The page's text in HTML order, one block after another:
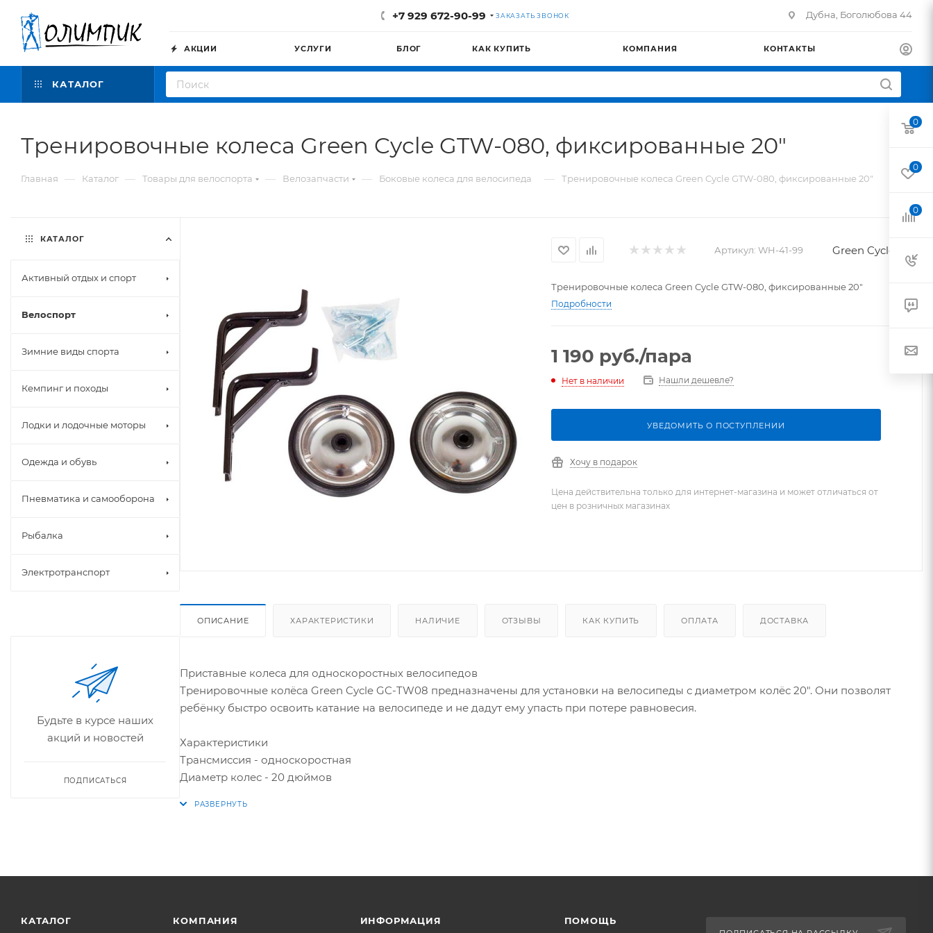
+7 929 672-90-99 ЗАКАЗАТЬ ЗВОНОК Дубна, Боголюбова 44
АКЦИИ УСЛУГИ БЛОГ КАК КУПИТЬ КОМПАНИЯ КОНТАКТЫ
КАТАЛОГ
Тренировочные колеса Green Cycle GTW-080, фиксированные 20"
Главная — Каталог — Товары для велоспорта — Велозапчасти — Боковые колеса для велосипеда — Тренировочные колеса Green Cycle GTW-080, фиксированные 20"
Артикул: WH-41-99 Green Cycle
Тренировочные колеса Green Cycle GTW-080, фиксированные 20"
Подробности
1 190 руб./пара
Нет в наличии Нашли дешевле?
УВЕДОМИТЬ О ПОСТУПЛЕНИИ
Хочу в подарок
Цена действительна только для интернет-магазина и может отличаться от
цен в розничных магазинах
ОПИСАНИЕ ХАРАКТЕРИСТИКИ НАЛИЧИЕ ОТЗЫВЫ КАК КУПИТЬ ОПЛАТА ДОСТАВКА
Приставные колеса для односкоростных велосипедов
Тренировочные колёса Green Cycle GC-TW08 предназначены для установки на велосипеды с диаметром колёс 20". Они позволят
ребёнку быстро освоить катание на велосипеде и не дадут ему упасть при потере равновесия.
Характеристики
Трансмиссия - односкоростная
Диаметр колес - 20 дюймов
КАТАЛОГ
Активный отдых и спорт
Велоспорт
Зимние виды спорта
Кемпинг и походы
Лодки и лодочные моторы
Одежда и обувь
Пневматика и самооборона
Рыбалка
Электротранспорт
Будьте в курсе наших
акций и новостей
ПОДПИСАТЬСЯ
КАТАЛОГ КОМПАНИЯ ИНФОРМАЦИЯ ПОМОЩЬ
0
0
0